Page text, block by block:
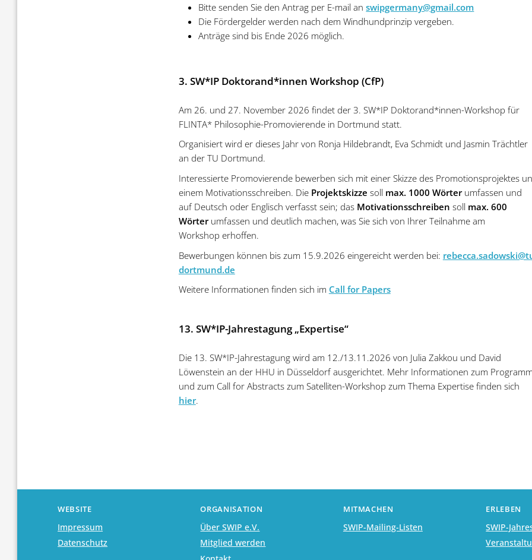
Bitte senden Sie den Antrag per E-mail answipgermany@gmail.com
Die Fördergelder werden nach dem Windhundprinzip vergeben.
Anträge sind bis Ende 2026 möglich.
3. SW*IP Doktorand*innen Workshop (CfP)
Am 26. und 27. November 2026 findet der 3. SW*IP Doktorand*innen-Workshop für
FLINTA* Philosophie-Promovierende in Dortmund statt.
Organisiert wird er dieses Jahr von Ronja Hildebrandt, Eva Schmidt und Jasmin Trächtler
an der TU Dortmund.
Interessierte Promovierende bewerben sich mit einer Skizze des Promotionsprojektes
einem Motivationsschreiben. Die Projektskizze soll max. 1000 Wörter umfassen und
auf Deutsch oder Englisch verfasst sein; das Motivationsschreiben soll max. 600
Wörter umfassen und deutlich machen, was Sie sich von Ihrer Teilnahme am
Workshop erhoffen.
Bewerbungen können bis zum 15.9.2026 eingereicht werden bei:
dortmund.de
Weitere Informationen finden sich im Call for Papers
13. SW*IP-Jahrestagung „Expertise“
Die 13. SW*IP-Jahrestagung wird am 12./13.11.2026 von Julia Zakkou und David
Löwenstein an der HHU in Düsseldorf ausgerichtet. Mehr Informationen zum
und zum Call for Abstracts zum Satelliten-Workshop zum Thema Expertise finden sich
hier.
WEBSITE
Impressum
Datenschutz
ORGANISATION
Über SWIP e.V.
Mitglied werden
MITMACHEN
SWIP-Mailing-Listen
ERLEBEN
SWIP-